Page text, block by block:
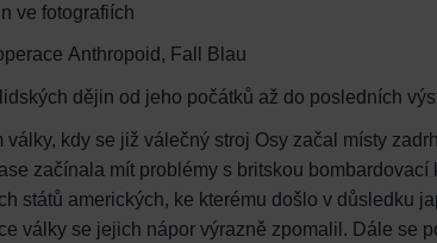
ve fotografiích
Anthropoid, Fall Blau
dějin od jeho počátků až do posledních
kdy se již válečný stroj Osy začal místy
začínala mít problémy s britskou
států amerických, ke kterému došlo v důsledku
války se jejich nápor výrazně zpomalil. Dále se